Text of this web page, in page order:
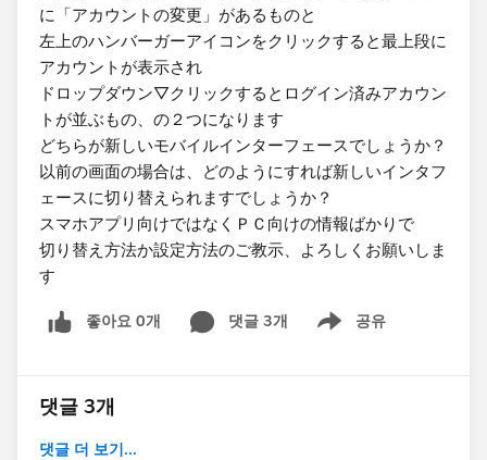
に「アカウントの変更」があるものと
左上のハンバーガーアイコンをクリックすると最上段に
アカウントが表示され
ドロップダウン▽クリックするとログイン済みアカウン
トが並ぶもの、の２つになります
どちらが新しいモバイルインターフェースでしょうか？
以前の画面の場合は、どのようにすれば新しいインタフ
ェースに切り替えられますでしょうか？
スマホアプリ向けではなくＰＣ向けの情報ばかりで
切り替え方法か設定方法のご教示、よろしくお願いしま
す
좋아요 0개 댓글 3개 공유
Show menu
댓글 3개
댓글 더 보기...